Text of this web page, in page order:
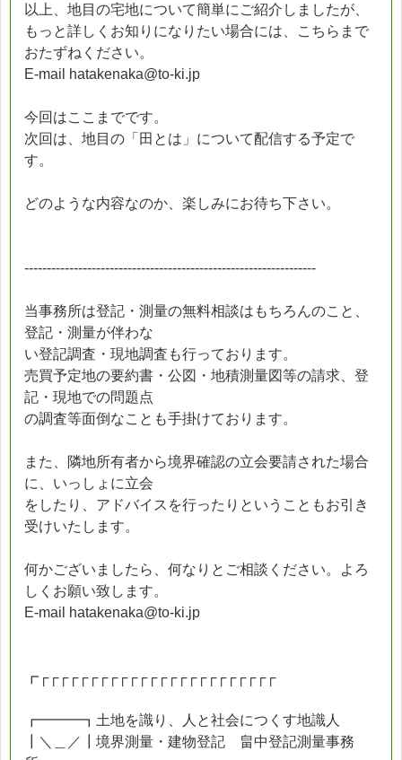
以上、地目の宅地について簡単にご紹介しましたが、
もっと詳しくお知りになりたい場合には、こちらまで
おたずねください。
E-mail hatakenaka@to-ki.jp
今回はここまでです。
次回は、地目の「田とは」について配信する予定で
す。
どのような内容なのか、楽しみにお待ち下さい。
-----------------------------------------------------------------
当事務所は登記・測量の無料相談はもちろんのこと、
登記・測量が伴わな
い登記調査・現地調査も行っております。
売買予定地の要約書・公図・地積測量図等の請求、登
記・現地での問題点
の調査等面倒なことも手掛けております。
また、隣地所有者から境界確認の立会要請された場合
に、いっしょに立会
をしたり、アドバイスを行ったりということもお引き
受けいたします。
何かございましたら、何なりとご相談ください。よろ
しくお願い致します。
E-mail hatakenaka@to-ki.jp
┏┌┌┌┌┌┌┌┌┌┌┌┌┌┌┌┌┌┌┌┌┌┌┌┌
┏━━━┓土地を識り、人と社会につくす地識人
┃＼＿／┃境界測量・建物登記 畠中登記測量事務